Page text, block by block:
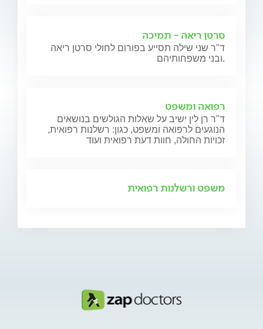
סרטן ריאה - תמיכה
ד"ר שני שילה תסייע בפורום לחולי סרטן ריאה
ובני משפחותיהם.
רפואה ומשפט
ד"ר רן לין ישיב על שאלות הגולשים בנושאים
הנוגעים לרפואה ומשפט, כגון: רשלנות רפואית,
זכויות החולה, חוות דעת רפואית ועוד
משפט ורשלנות רפואית